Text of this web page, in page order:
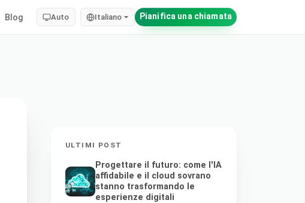
Blog Auto Italiano Pianifica una chiamata
ULTIMI POST
Progettare il futuro: come l'IA
affidabile e il cloud sovrano
stanno trasformando le
esperienze digitali